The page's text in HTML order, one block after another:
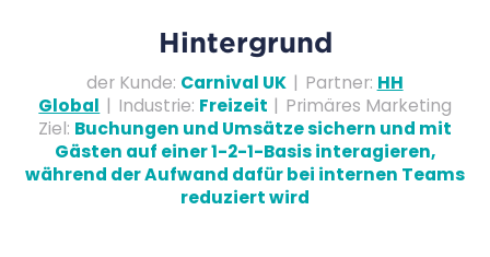
Hintergrund
der Kunde: Carnival UK | Partner: HH
Global | Industrie: Freizeit | Primäres Marketing
Ziel: Buchungen und Umsätze sichern und mit
Gästen auf einer 1-2-1-Basis interagieren,
während der Aufwand dafür bei internen Teams
reduziert wird